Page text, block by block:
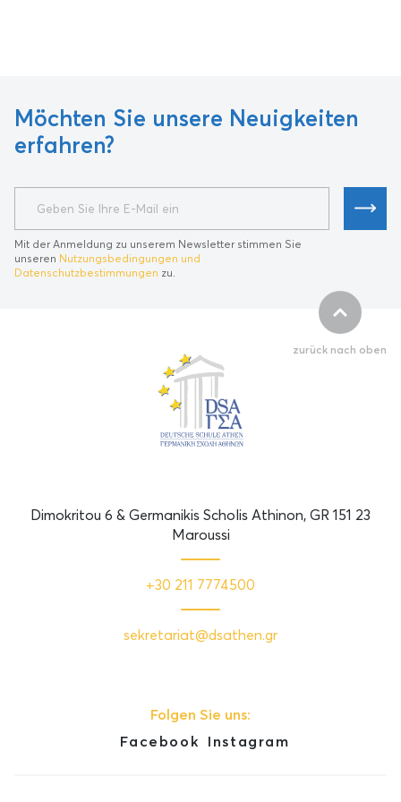
Möchten Sie unsere Neuigkeiten
erfahren?
Mit der Anmeldung zu unserem Newsletter stimmen Sie
unseren Nutzungsbedingungen und
Datenschutzbestimmungen zu.
zurück nach oben
Dimokritou 6 & Germanikis Scholis Athinon, GR 151 23
Maroussi
+30 211 7774500
sekretariat@dsathen.gr
Folgen Sie uns:
Facebook Instagram